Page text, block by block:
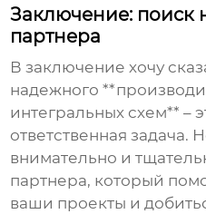
Заключение: поиск
партнера
В заключение хочу
надежного
интегральных схем** –
ответственная задача.
внимательно и
партнера, который
ваши проекты и